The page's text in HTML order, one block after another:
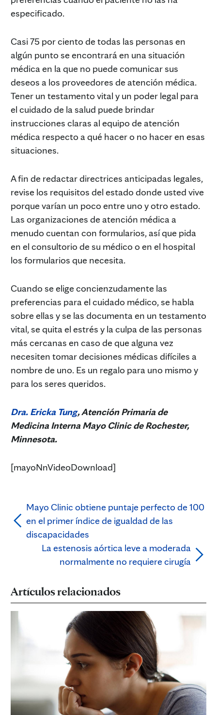
especificado.
Casi 75 por ciento de todas las personas en
algún punto se encontrará en una situación
médica en la que no puede comunicar sus
deseos a los proveedores de atención médica.
Tener un testamento vital y un poder legal para
el cuidado de la salud puede brindar
instrucciones claras al equipo de atención
médica respecto a qué hacer o no hacer en esas
situaciones.
A fin de redactar directrices anticipadas legales,
revise los requisitos del estado donde usted vive
porque varían un poco entre uno y otro estado.
Las organizaciones de atención médica a
menudo cuentan con formularios, así que pida
en el consultorio de su médico o en el hospital
los formularios que necesita.
Cuando se elige concienzudamente las
preferencias para el cuidado médico, se habla
sobre ellas y se las documenta en un testamento
vital, se quita el estrés y la culpa de las personas
más cercanas en caso de que alguna vez
necesiten tomar decisiones médicas difíciles a
nombre de uno. Es un regalo para uno mismo y
para los seres queridos.
Dra. Ericka Tung, Atención Primaria de
Medicina Interna Mayo Clinic de Rochester,
Minnesota.
[mayoNnVideoDownload]
Mayo Clinic obtiene puntaje perfecto de 100
en el primer índice de igualdad de las
discapacidades
La estenosis aórtica leve a moderada
normalmente no requiere cirugía
Artículos relacionados